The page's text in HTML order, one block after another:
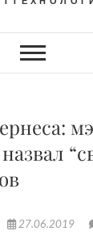
27.06.2019